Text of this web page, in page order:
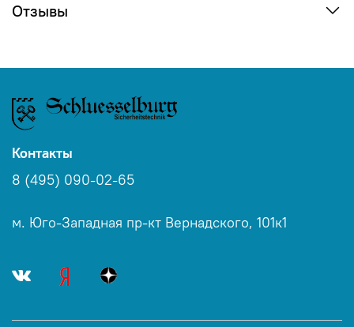
Отзывы
Контакты
8 (495) 090-02-65
м. Юго-Западная пр-кт Вернадского, 101к1